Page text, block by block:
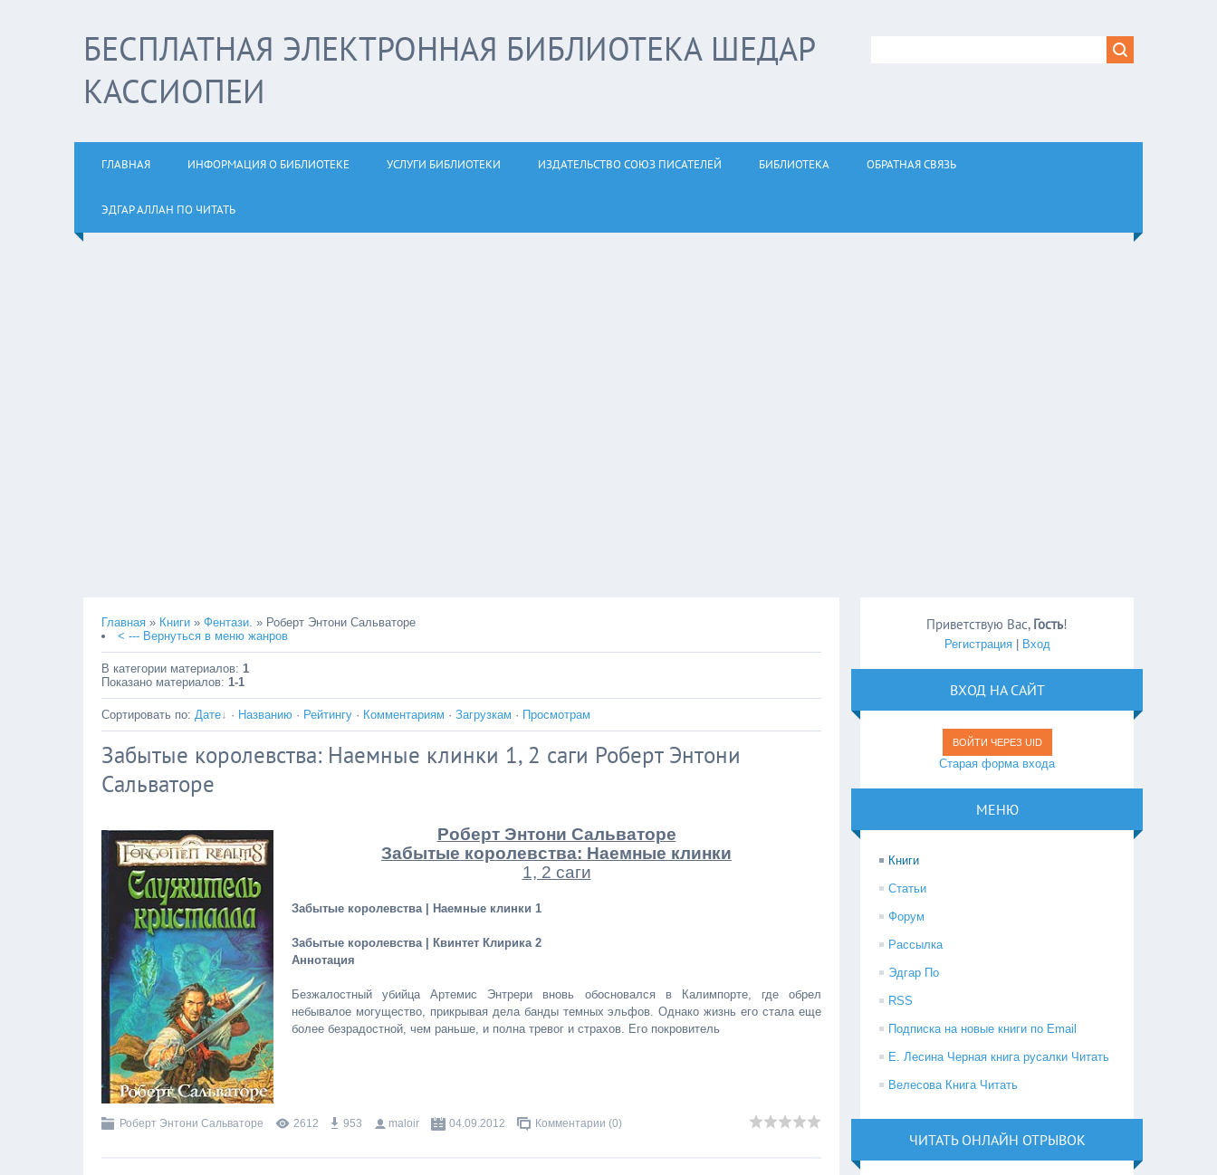
БЕСПЛАТНАЯ ЭЛЕКТРОННАЯ БИБЛИОТЕКА ШЕДАР
КАССИОПЕИ
ГЛАВНАЯ ИНФОРМАЦИЯ О БИБЛИОТЕКЕ УСЛУГИ БИБЛИОТЕКИ ИЗДАТЕЛЬСТВО СОЮЗ ПИСАТЕЛЕЙ БИБЛИОТЕКА ОБРАТНАЯ СВЯЗЬ
ЭДГАР АЛЛАН ПО ЧИТАТЬ
Главная » Книги » Фентази. » Роберт Энтони Сальваторе
< --- Вернуться в меню жанров
В категории материалов: 1
Показано материалов: 1-1
Сортировать по: Дате · Названию · Рейтингу · Комментариям · Загрузкам · Просмотрам
Забытые королевства: Наемные клинки 1, 2 саги Роберт Энтони
Сальваторе
Роберт Энтони Сальваторе
Забытые королевства: Наемные клинки
1, 2 саги
Забытые королевства | Наемные клинки 1
Забытые королевства | Квинтет Клирика 2
Аннотация
Безжалостный убийца Артемис Энтрери вновь обосновался в Калимпорте, где обрел
небывалое могущество, прикрывая дела банды темных эльфов. Однако жизнь его стала еще
более безрадостной, чем раньше, и полна тревог и страхов. Его покровитель
Роберт Энтони Сальваторе 2612 953 maloir 04.09.2012 Комментарии (0)
Приветствую Вас, Гость!
Регистрация| Вход
ВХОД НА САЙТ
ВОЙТИ ЧЕРЕЗ UID
Старая форма входа
МЕНЮ
Книги
Статьи
Форум
Рассылка
Эдгар По
RSS
Подписка на новые книги по Email
Е. Лесина Черная книга русалки Читать
Велесова Книга Читать
ЧИТАТЬ ОНЛАЙН ОТРЫВОК